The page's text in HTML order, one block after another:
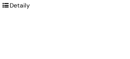
Detaily